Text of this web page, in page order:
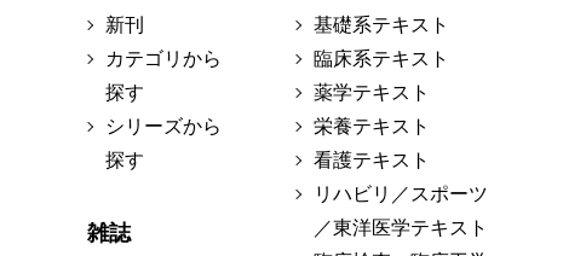
新刊
カテゴリから
探す
シリーズから
探す
雑誌
基礎系テキスト
臨床系テキスト
薬学テキスト
栄養テキスト
看護テキスト
リハビリ／スポーツ
／東洋医学テキスト